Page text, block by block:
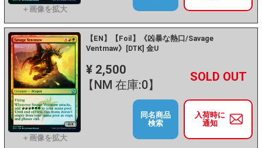
【EN】【Foil】《凶暴な熱口/Savage
Ventmaw》[DTK] 金U
¥ 2,500
【NM 在庫:0】
－ +
入荷時に
通知
同名商品
検索